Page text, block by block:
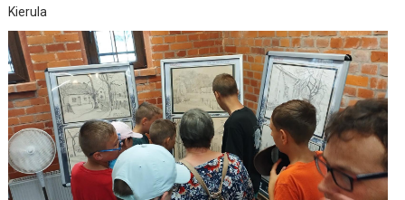
Kierula